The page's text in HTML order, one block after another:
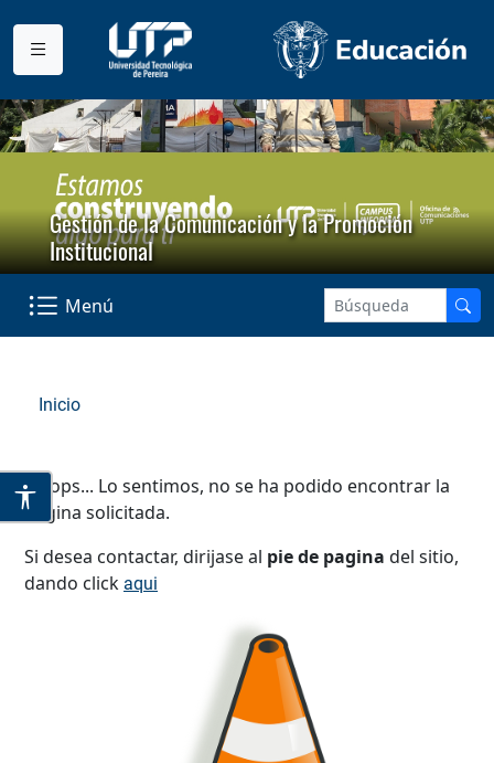
Gestión de la Comunicación y la Promoción
Institucional
Menú
Inicio
Ooops... Lo sentimos, no se ha podido encontrar la
página solicitada.
Si desea contactar, dirijase al pie de pagina del sitio,
dando click aqui